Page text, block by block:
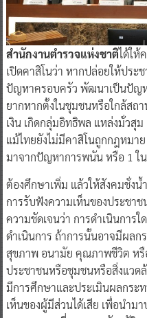
สำนักงานตำรวจแห่งชาติได้ให้
เปิดคาสิโนว่า หากปล่อยให้ประ
ปัญหาครอบครัว พัฒนาเป็นปัญ
ยากหากตั้งในชุมชนหรือใกล้สถ
เงิน เกิดกลุ่มอิทธิพล แหล่งมั่วสุ
แม้ไทยยังไม่มีคาสิโนถูกกฎหม
มาจากปัญหาการพนัน หรือ 1 ใ
ต้องศึกษาเพิ่ม แล้วให้สังคมชั่ง
การรับฟังความเห็นของประชา
ความชัดเจนว่า การดำเนินการ
ดำเนินการ ถ้าการนั้นอาจมีผล
สุขภาพ อนามัย คุณภาพชีวิต หรื
ประชาชนหรือชุมชนหรือสิ่งแวด
มีการศึกษาและประเมินผลกร
เห็นของผู้มีส่วนได้เสีย เพื่อนำม